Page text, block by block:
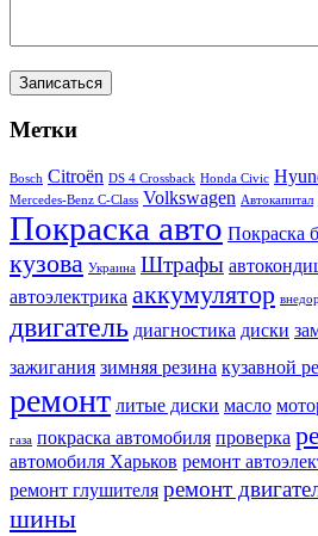
Метки
Bosch Citroën DS 4 Crossback Honda Civic
Mercedes-Benz C-Class Volkswagen Автокапитал
Покраска авто Покраска
кузова Украина Штрафы
автоэлектрика аккумулятор
двигатель диагностика диски
зажигания зимняя резина кузавной
ремонт литые диски масло
газа покраска автомобиля проверка
автомобиля Харьков ремонт
ремонт глушителя ремонт
шины